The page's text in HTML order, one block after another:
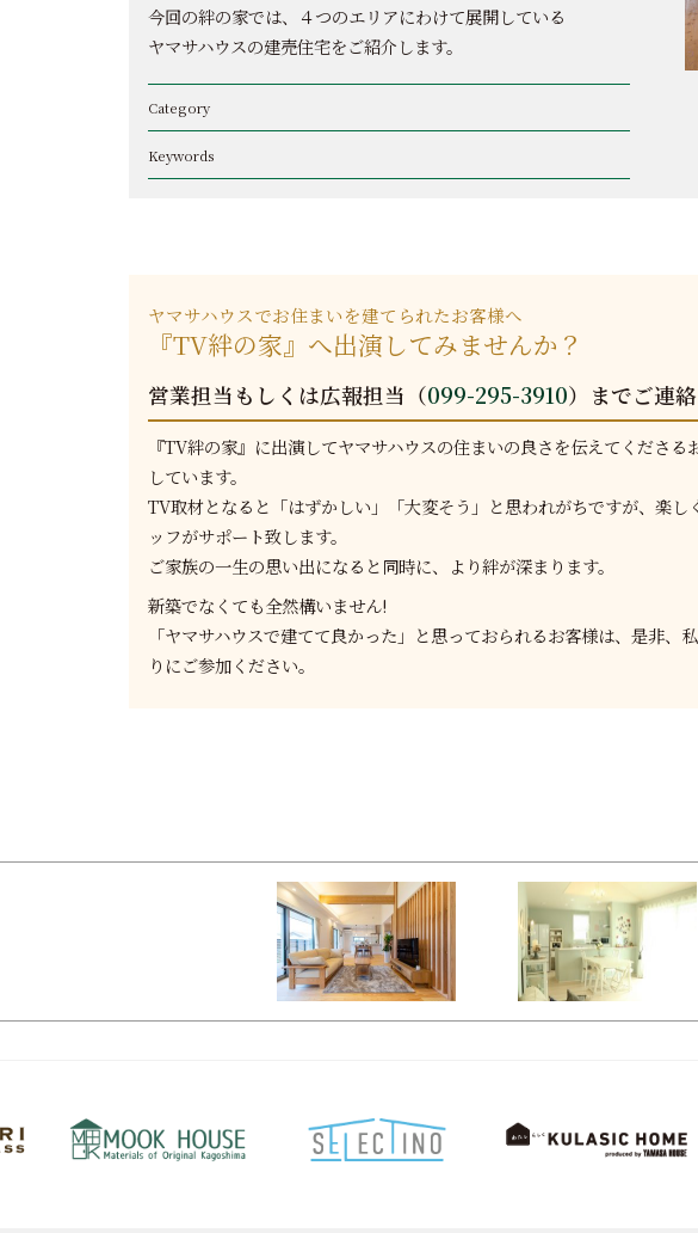
今回の絆の家では、４つのエリアにわけて展開している
ヤマサハウスの建売住宅をご紹介します。
Category
Keywords
ヤマサハウスでお住まいを建てられたお客様へ
『TV絆の家』へ出演してみませんか？
営業担当もしくは広報担当（099-295-3910）までご連
『TV絆の家』に出演してヤマサハウスの住まいの良さを伝えてくださる
しています。
TV取材となると「はずかしい」「大変そう」と思われがちですが、楽し
ッフがサポート致します。
ご家族の一生の思い出になると同時に、より絆が深まります。
新築でなくても全然構いません!
「ヤマサハウスで建てて良かった」と思っておられるお客様は、是非、
りにご参加ください。